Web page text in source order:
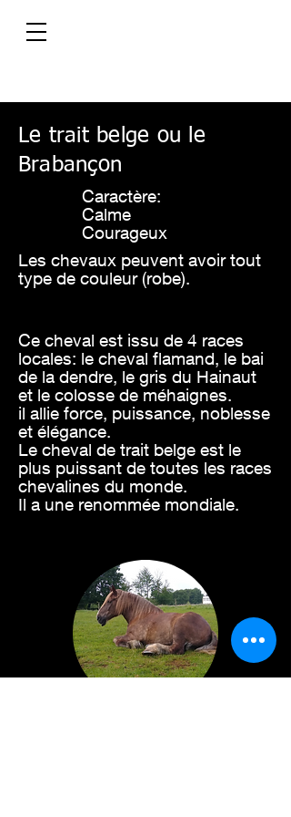
Le trait belge ou le
Brabançon
Caractère:
Calme
Courageux
Les chevaux peuvent avoir tout
type de couleur (robe).
Ce cheval est issu de 4 races
locales: le cheval flamand, le bai
de la dendre, le gris du Hainaut
et le colosse de méhaignes.
il allie force, puissance, noblesse
et élégance.
Le cheval de trait belge est le
plus puissant de toutes les races
chevalines du monde.
Il a une renommée mondiale.